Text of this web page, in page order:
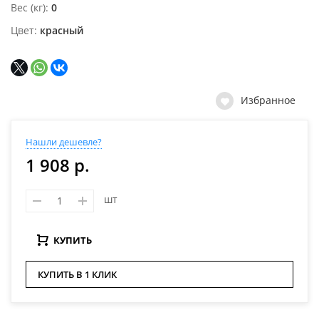
Вес (кг) 0
Цвет красный
Избранное
Нашли дешевле?
1 908 р.
шт
КУПИТЬ
КУПИТЬ В 1 КЛИК